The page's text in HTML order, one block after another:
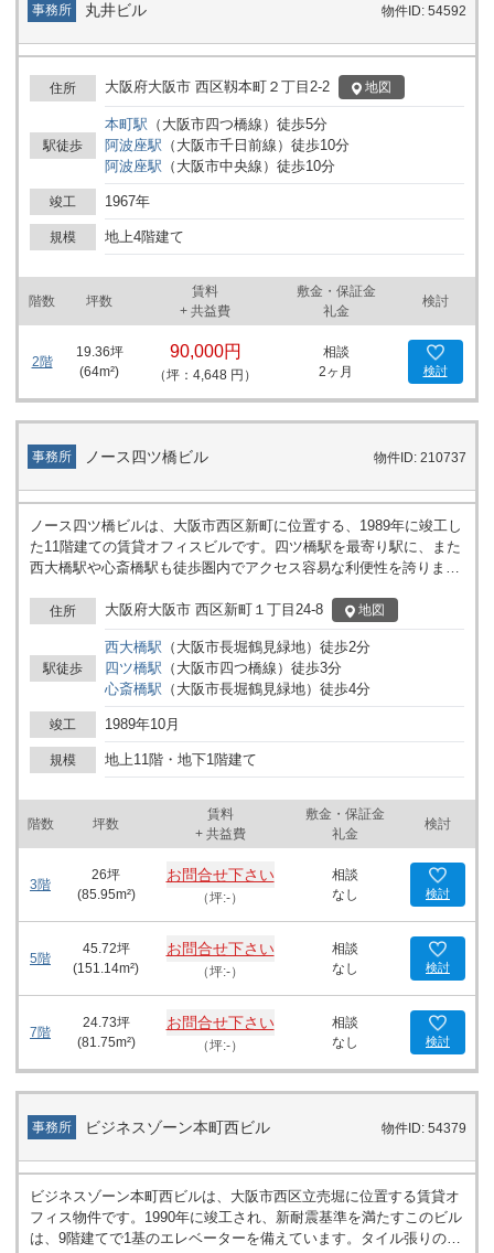
事務所 丸井ビル 物件ID: 54592
住所 大阪府大阪市 西区靱本町２丁目2-2 地図
駅徒歩
本町駅 （ 大阪市四つ橋線 ） 徒歩5分
阿波座駅 （ 大阪市千日前線 ） 徒歩10分
阿波座駅 （ 大阪市中央線 ） 徒歩10分
竣工 1967年
規模 地上4階建て
階数 坪数
賃料
+ 共益費
敷金・保証金
礼金
検討
2階
19.36坪
(64m²)
90,000円
（坪：4,648 円）
相談
2ヶ月
検討
事務所 ノース四ツ橋ビル 物件ID: 210737
ノース四ツ橋ビルは、大阪市西区新町に位置する、1989年に竣工し
た11階建ての賃貸オフィスビルです。四ツ橋駅を最寄り駅に、また
西大橋駅や心斎橋駅も徒歩圏内でアクセス容易な利便性を誇りま
ンチタイムには非常に便利な立地です。また、みずほ銀行 四ツ橋支
店や大阪新町郵便局が近くに位置し、ビジネスに必要な金融・郵便
業務がスムーズに行えます。 ノース四ツ橋ビルは、頑丈な鉄骨造の
構造を採用し、各オフィス区画には個別空調システムを完備してお
り、快適な業務環境を提供しています。また、24時間ビルの利用が
可能で、フレキシブルな働き方を重視する企業にとっては大きな利
点となります。セキュリティ対策としては、機械警備が完備されて
いますので、安心して業務に専念できる環境が整っています。 エン
トランスは清潔で機能的なデザインが施されており、来訪者に好印
象を与えるでしょう。ビル内にはエレベーターが1基設置されてお
り、移動もスムーズです。さらに、駐輪場も完備されているため、
自転車通勤を考える社員にとっても利便性が高いと言えます。 周囲
には、多数の飲食店やコンビニエンスストアが立ち並び、例えば、
徒歩2分で行けるほっかほっか亭 新町一丁目店や、同じ通りに位置
するファミリーマート 新町店など、ビジネスマンにとってランチや
小休憩に便利なスポットが充実しています。 ノース四ツ橋ビルは、
ビジネスに理想的な地理的条件と、設備の整った環境を提供しま
す。新たなオフィス拠点をお探しの企業様、または事業の拡大を検
ょう。モダンかつ機能的なオフィススペースで、ビジネスをさらに
加速させる機会を提供いたします。是非、ご検討ください。
住所 大阪府大阪市 西区新町１丁目24-8 地図
駅徒歩
西大橋駅 （ 大阪市長堀鶴見緑地） 徒歩2分
四ツ橋駅 （ 大阪市四つ橋線 ） 徒歩3分
心斎橋駅 （ 大阪市長堀鶴見緑地） 徒歩4分
竣工 1989年10月
規模 地上11階・地下1階建て
階数 坪数
賃料
+ 共益費
敷金・保証金
礼金
検討
3階
26坪
(85.95m²)
お問合せ下さい
（坪:-）
相談
なし
検討
5階
45.72坪
(151.14m²)
お問合せ下さい
（坪:-）
相談
なし
検討
7階
24.73坪
(81.75m²)
お問合せ下さい
（坪:-）
相談
なし
検討
事務所 ビジネスゾーン本町西ビル 物件ID: 54379
ビジネスゾーン本町西ビルは、大阪市西区立売堀に位置する賃貸オ
フィス物件です。1990年に竣工され、新耐震基準を満たすこのビル
は、9階建てで1基のエレベーターを備えています。タイル張りの外